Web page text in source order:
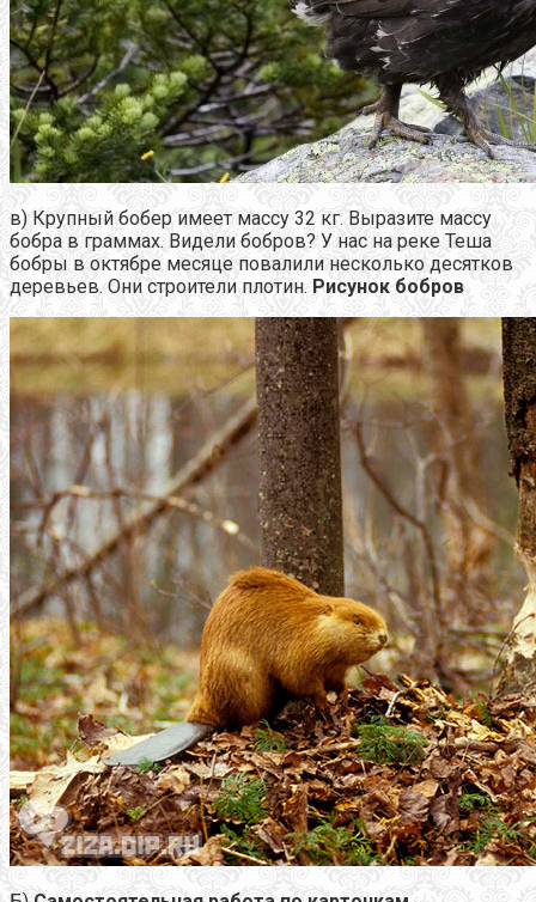
в) Крупный бобер имеет массу 32 кг. Выразите массу
бобра в граммах. Видели бобров? У нас на реке Теша
бобры в октябре месяце повалили несколько десятков
деревьев. Они строители плотин. Рисунок бобров